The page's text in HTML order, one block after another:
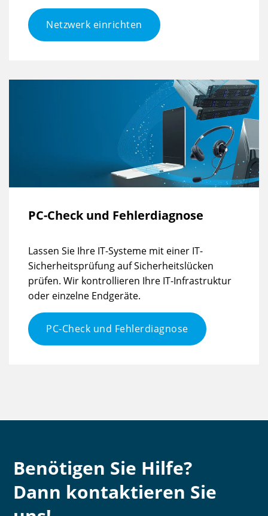
Netzwerk einrichten
PC-Check und Fehlerdiagnose
Lassen Sie Ihre IT-Systeme mit einer IT-
Sicherheitsprüfung auf Sicherheitslücken
prüfen. Wir kontrollieren Ihre IT-Infrastruktur
oder einzelne Endgeräte.
PC-Check und Fehlerdiagnose
Benötigen Sie Hilfe?
Dann kontaktieren Sie